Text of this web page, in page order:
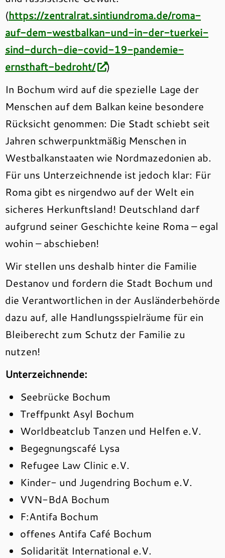
(https://zentralrat.sintiundroma.de/roma-
auf-dem-westbalkan-und-in-der-tuerkei-
sind-durch-die-covid-19-pandemie-
ernsthaft-bedroht/
)
In Bochum wird auf die spezielle Lage der
Menschen auf dem Balkan keine besondere
Rücksicht genommen: Die Stadt schiebt seit
Jahren schwerpunktmäßig Menschen in
Westbalkanstaaten wie Nordmazedonien ab.
Für uns Unterzeichnende ist jedoch klar: Für
Roma gibt es nirgendwo auf der Welt ein
sicheres Herkunftsland! Deutschland darf
aufgrund seiner Geschichte keine Roma – egal
wohin – abschieben!
Wir stellen uns deshalb hinter die Familie
Destanov und fordern die Stadt Bochum und
die Verantwortlichen in der Ausländerbehörde
dazu auf, alle Handlungsspielräume für ein
Bleiberecht zum Schutz der Familie zu
nutzen!
Unterzeichnende:
Seebrücke Bochum
Treffpunkt Asyl Bochum
Worldbeatclub Tanzen und Helfen e.V.
Begegnungscafé Lysa
Refugee Law Clinic e.V.
Kinder- und Jugendring Bochum e.V.
VVN-BdA Bochum
F:Antifa Bochum
offenes Antifa Café Bochum
Solidarität International e.V.